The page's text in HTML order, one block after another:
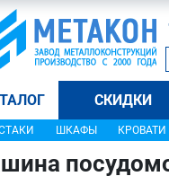
СКИДКИ
ШКАФЫ КРОВАТИ